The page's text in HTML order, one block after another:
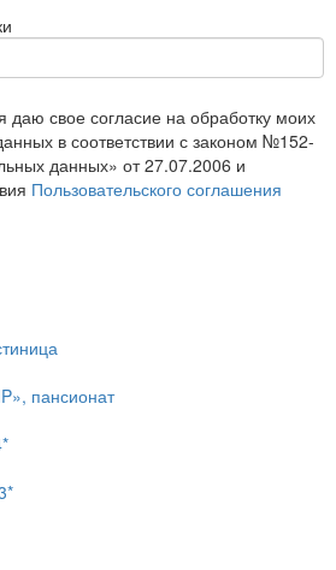
даю свое согласие на обработку моих
в соответствии с законом №152-
данных» от 27.07.2006 и
Пользовательского соглашения
пансионат